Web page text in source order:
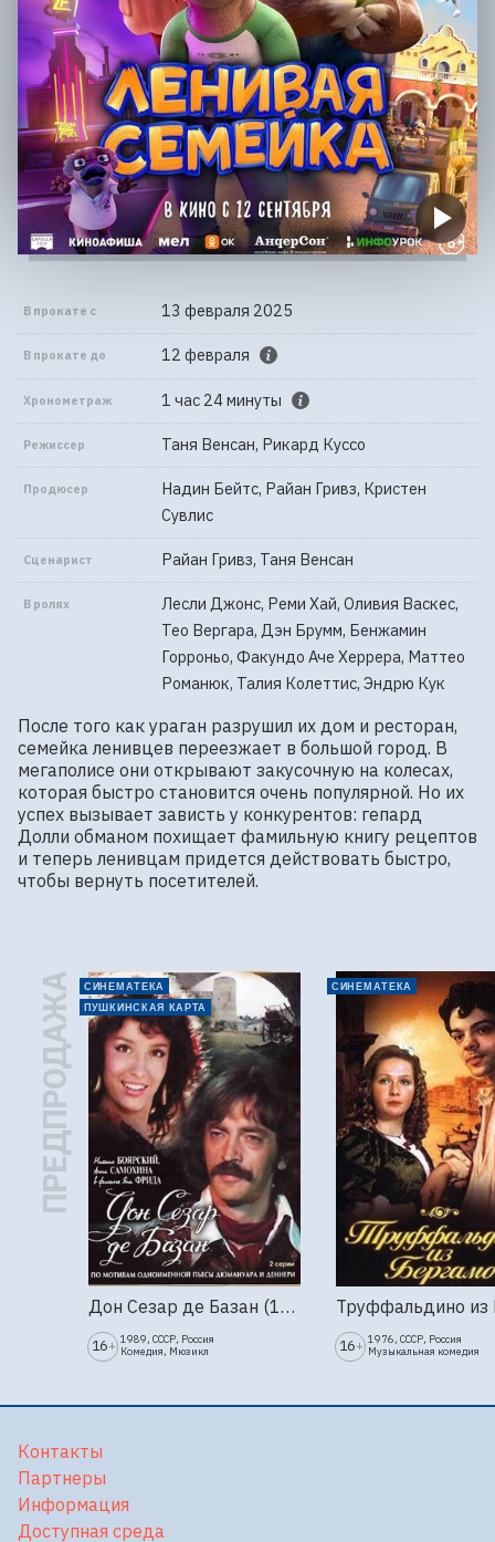
В прокате с 13 февраля 2025
В прокате до 12 февраля
Хронометраж 1 час 24 минуты
Режиссер Таня Венсан, Рикард Куссо
Продюсер
Надин Бейтс, Райан Гривз, Кристен
Сувлис
Сценарист Райан Гривз, Таня Венсан
В ролях
Лесли Джонс, Реми Хай, Оливия Васкес,
Тео Вергара, Дэн Брумм, Бенжамин
Горроньо, Факундо Аче Херрера, Маттео
Романюк, Талия Колеттис, Эндрю Кук
После того как ураган разрушил их дом и ресторан,
семейка ленивцев переезжает в большой город. В
мегаполисе они открывают закусочную на колесах,
которая быстро становится очень популярной. Но их
успех вызывает зависть у конкурентов: гепард
Долли обманом похищает фамильную книгу рецептов
и теперь ленивцам придется действовать быстро,
чтобы вернуть посетителей.
ПРЕДПРОДАЖА
СИНЕМАТЕКА
ПУШКИНСКАЯ КАРТА
Дон Сезар де Базан (1989г., Ленфильм, 2 серии)
16+ 1989, СССР, Россия
Комедия, Мюзикл
СИНЕМАТЕКА
16+ 1976, СССР, Россия
Музыкальная комедия
Контакты
Партнеры
Информация
Доступная среда